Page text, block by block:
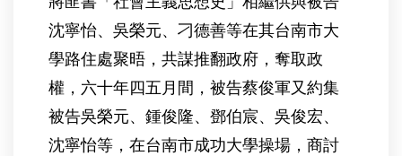
沈寧怡、吳榮元、刁德善等在其台南市大
學路住處聚晤，共謀推翻政府，奪取政
權，六十年四五月間，被告蔡俊軍又約集
被告吳榮元、鍾俊隆、鄧伯宸、吳俊宏、
沈寧怡等，在台南市成功大學操場，商討